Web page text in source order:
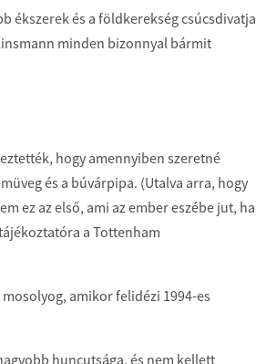
ékszerek és a földkerekség csúcsdivatja
minden bizonnyal bármit
hogy amennyiben szeretné
és a búvárpipa. (Utalva arra, hogy
ez az első, ami az ember eszébe jut, ha
a Tottenham
amikor felidézi 1994-es
huncutsága, és nem kellett